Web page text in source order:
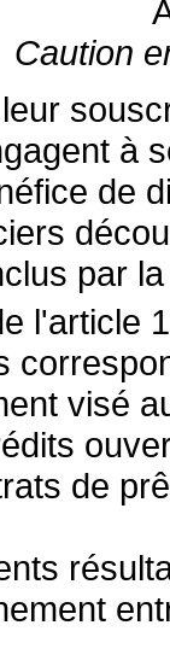
Caution
à
de
par
l'article 1
visé
de